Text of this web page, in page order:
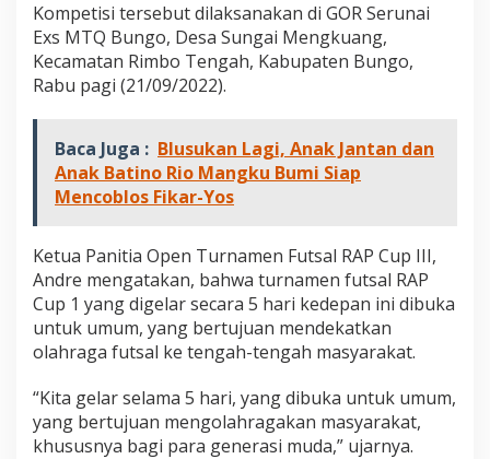
p
e
n
T
u
a
m
e
n
u
s
a
l
R
A
C
u
p
Kompetisi tersebut dilaksanakan di GOR Serunai
Exs MTQ Bungo, Desa Sungai Mengkuang,
Kecamatan Rimbo Tengah, Kabupaten Bungo,
Rabu pagi (21/09/2022).
Baca Juga : Blusukan Lagi, Anak Jantan dan
Anak Batino Rio Mangku Bumi Siap
Mencoblos Fikar-Yos
Ketua Panitia Open Turnamen Futsal RAP Cup III,
Andre mengatakan, bahwa turnamen futsal RAP
Cup 1 yang digelar secara 5 hari kedepan ini dibuka
untuk umum, yang bertujuan mendekatkan
olahraga futsal ke tengah-tengah masyarakat.
“Kita gelar selama 5 hari, yang dibuka untuk umum,
yang bertujuan mengolahragakan masyarakat,
khususnya bagi para generasi muda,” ujarnya.